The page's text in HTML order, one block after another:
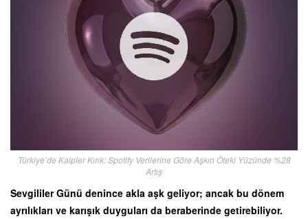
Türkiye’de Kalpler Kırık: Spotify Verilerine Göre Aşkın Öteki Yüzünde %28
Artış
Sevgililer Günü denince akla aşk geliyor; ancak bu dönem
ayrılıkları ve karışık duyguları da beraberinde getirebiliyor.